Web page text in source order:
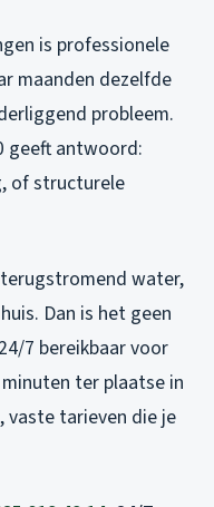
is professionele
maanden dezelfde
probleem.
geeft antwoord:
of structurele
water,
Dan is het geen
7 bereikbaar voor
ter plaatse in
vaste tarieven die je